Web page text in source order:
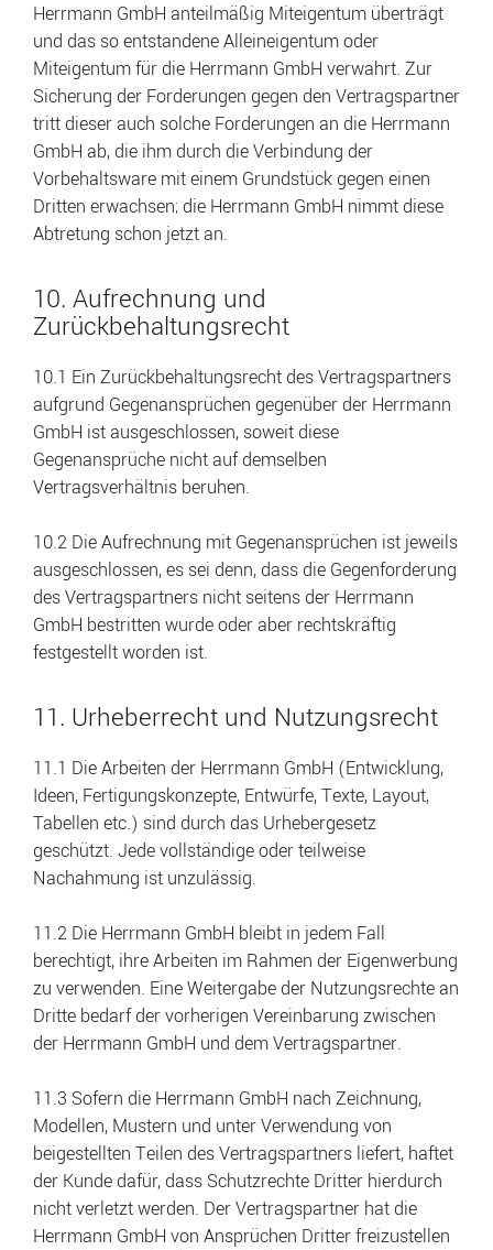
Herrmann GmbH anteilmäßig Miteigentum überträgt
und das so entstandene Alleineigentum oder
Miteigentum für die Herrmann GmbH verwahrt. Zur
Sicherung der Forderungen gegen den Vertragspartner
tritt dieser auch solche Forderungen an die Herrmann
GmbH ab, die ihm durch die Verbindung der
Vorbehaltsware mit einem Grundstück gegen einen
Dritten erwachsen; die Herrmann GmbH nimmt diese
Abtretung schon jetzt an.
10. Aufrechnung und
Zurückbehaltungsrecht
10.1 Ein Zurückbehaltungsrecht des Vertragspartners
aufgrund Gegenansprüchen gegenüber der Herrmann
GmbH ist ausgeschlossen, soweit diese
Gegenansprüche nicht auf demselben
Vertragsverhältnis beruhen.
10.2 Die Aufrechnung mit Gegenansprüchen ist jeweils
ausgeschlossen, es sei denn, dass die Gegenforderung
des Vertragspartners nicht seitens der Herrmann
GmbH bestritten wurde oder aber rechtskräftig
festgestellt worden ist.
11. Urheberrecht und Nutzungsrecht
11.1 Die Arbeiten der Herrmann GmbH (Entwicklung,
Ideen, Fertigungskonzepte, Entwürfe, Texte, Layout,
Tabellen etc.) sind durch das Urhebergesetz
geschützt. Jede vollständige oder teilweise
Nachahmung ist unzulässig.
11.2 Die Herrmann GmbH bleibt in jedem Fall
berechtigt, ihre Arbeiten im Rahmen der Eigenwerbung
zu verwenden. Eine Weitergabe der Nutzungsrechte an
Dritte bedarf der vorherigen Vereinbarung zwischen
der Herrmann GmbH und dem Vertragspartner.
11.3 Sofern die Herrmann GmbH nach Zeichnung,
Modellen, Mustern und unter Verwendung von
beigestellten Teilen des Vertragspartners liefert, haftet
der Kunde dafür, dass Schutzrechte Dritter hierdurch
nicht verletzt werden. Der Vertragspartner hat die
Herrmann GmbH von Ansprüchen Dritter freizustellen